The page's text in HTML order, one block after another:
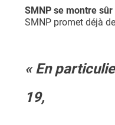
SMNP se montre
SMNP promet déjà
« En
19,